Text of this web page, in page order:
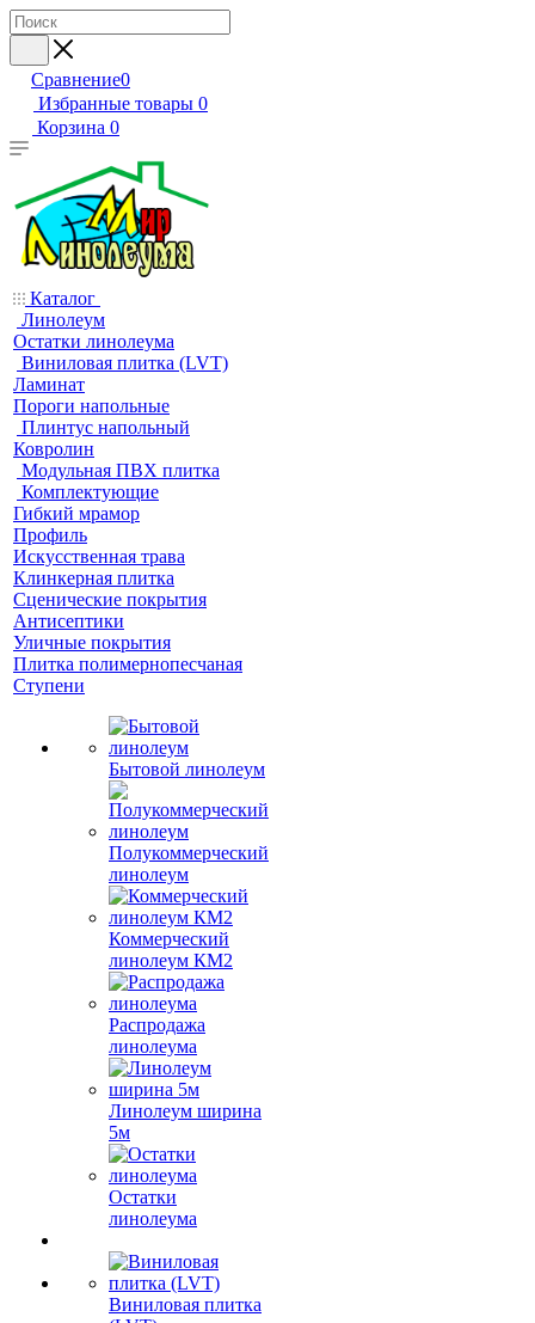
Сравнение0
Избранные товары 0
Корзина 0
Каталог
Линолеум
Остатки линолеума
Виниловая плитка (LVT)
Ламинат
Пороги напольные
Плинтус напольный
Ковролин
Модульная ПВХ плитка
Комплектующие
Гибкий мрамор
Профиль
Искусственная трава
Клинкерная плитка
Сценические покрытия
Антисептики
Уличные покрытия
Плитка полимернопесчаная
Ступени
Бытовой линолеум
Полукоммерческий
линолеум
Коммерческий
линолеум КМ2
Распродажа
линолеума
Линолеум ширина
5м
Остатки
линолеума
Виниловая плитка